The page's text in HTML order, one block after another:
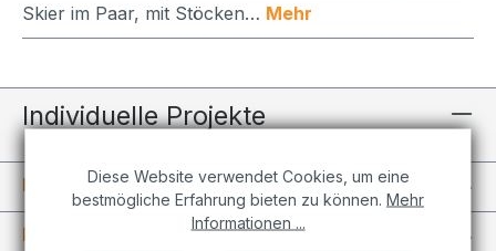
Skier im Paar, mit Stöcken… Mehr
Individuelle Projekte
Informationen
Kundenkonto
Diese Website verwendet Cookies, um eine
bestmögliche Erfahrung bieten zu können. Mehr
Informationen ...